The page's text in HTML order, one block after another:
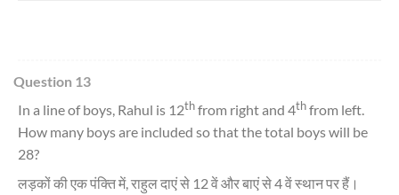
Question 13
In a line of boys, Rahul is 12thfrom right and 4thfrom left.
How many boys are included so that the total boys will be
28?
लड़कों की एक पंक्ति में, राहुल दाएं से 12 वें और बाएं से 4 वें स्थान पर हैं।